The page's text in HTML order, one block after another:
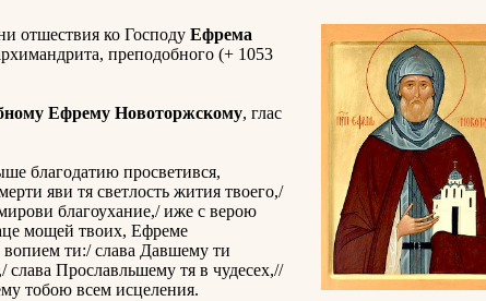
отшествия ко Господу Ефрема
преподобного (+ 1053
Ефрему Новоторжскому, глас
благодатию просветився,
яви тя светлость жития твоего,/
благоухание,/ иже с верою
мощей твоих, Ефреме
ти:/ слава Давшему ти
слава Прославльшему тя в чудесех,//
тобою всем исцеления.